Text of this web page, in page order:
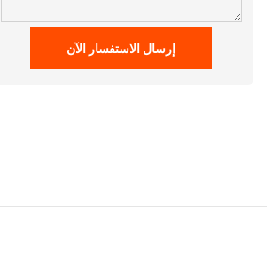
إرسال الاستفسار الآن